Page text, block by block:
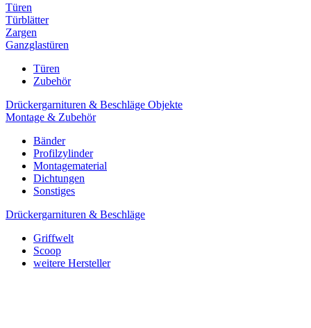
Türen
Türblätter
Zargen
Ganzglastüren
Türen
Zubehör
Drückergarnituren & Beschläge Objekte
Montage & Zubehör
Bänder
Profilzylinder
Montagematerial
Dichtungen
Sonstiges
Drückergarnituren & Beschläge
Griffwelt
Scoop
weitere Hersteller